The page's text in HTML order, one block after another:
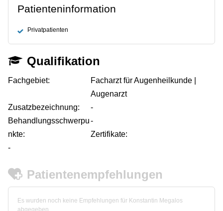
Patienteninformation
Privatpatienten
Qualifikation
Fachgebiet:
Facharzt für Augenheilkunde |
Augenarzt
Zusatzbezeichnung:
-
Behandlungsschwerpu
nkte:
-
Zertifikate:
-
Patientenempfehlungen
Es wurden noch keine Empfehlungen für Konstantin Megalos